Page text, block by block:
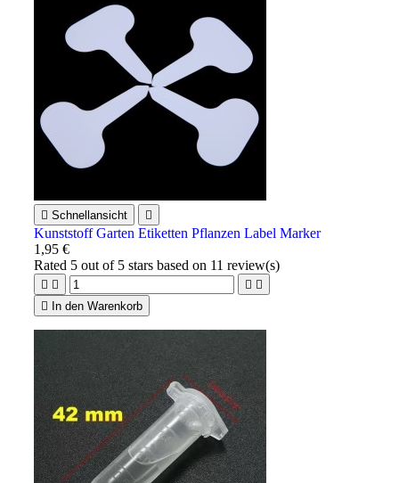
 Schnellansicht 
Kunststoff Garten Etiketten Pflanzen Label Marker
1,95 €
Rated 5 out of 5 stars based on 11 review(s)
   

In den Warenkorb